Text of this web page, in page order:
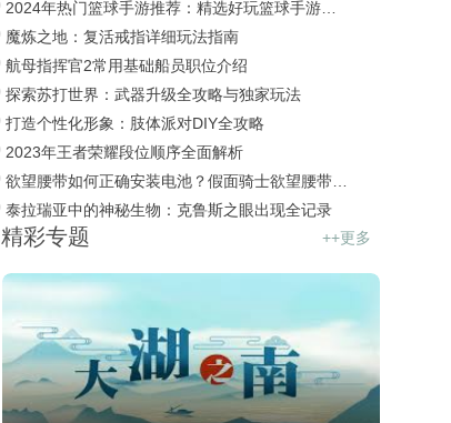
魔炼之地：复活戒指详细玩法指南
航母指挥官2常用基础船员职位介绍
探索苏打世界：武器升级全攻略与独家玩法
打造个性化形象：肢体派对DIY全攻略
2023年王者荣耀段位顺序全面解析
泰拉瑞亚中的神秘生物：克鲁斯之眼出现全记录
精彩专题 ++更多